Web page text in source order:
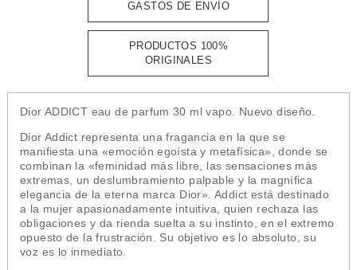
GASTOS DE ENVÍO
PRODUCTOS 100%
ORIGINALES
Dior ADDICT eau de parfum 30 ml vapo. Nuevo diseño.
Dior Addict representa una fragancia en la que se
manifiesta una «emoción egoísta y metafísica», donde se
combinan la «feminidad más libre, las sensaciones más
extremas, un deslumbramiento palpable y la magnífica
elegancia de la eterna marca Dior». Addict está destinado
a la mujer apasionadamente intuitiva, quien rechaza las
obligaciones y da rienda suelta a su instinto, en el extremo
opuesto de la frustración. Su objetivo es lo absoluto, su
voz es lo inmediato.